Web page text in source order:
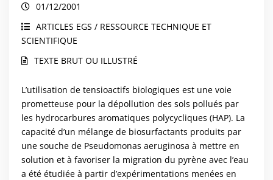
01/12/2001
ARTICLES EGS / RESSOURCE TECHNIQUE ET
SCIENTIFIQUE
TEXTE BRUT OU ILLUSTRÉ
L’utilisation de tensioactifs biologiques est une voie
prometteuse pour la dépollution des sols pollués par
les hydrocarbures aromatiques polycycliques (HAP). La
capacité d’un mélange de biosurfactants produits par
une souche de Pseudomonas aeruginosa à mettre en
solution et à favoriser la migration du pyrène avec l’eau
a été étudiée à partir d’expérimentations menées en